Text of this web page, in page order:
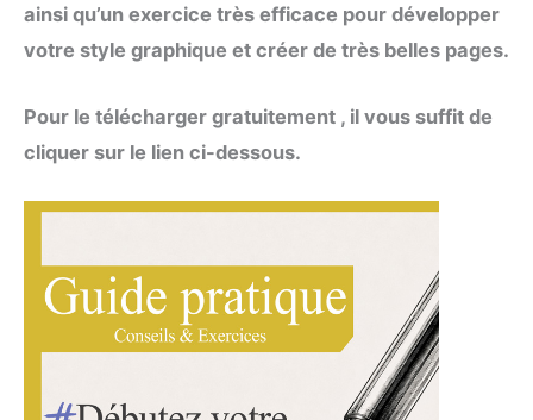
ainsi qu’un exercice très efficace pour développer
votre style graphique et créer de très belles pages.
Pour le télécharger gratuitement , il vous suffit de
cliquer sur le lien ci-dessous.